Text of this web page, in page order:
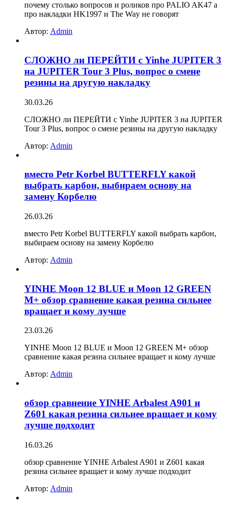
почему столько вопросов и роликов про PALIO AK47 а
про накладки HK1997 и The Way не говорят
Автор: Admin
СЛОЖНО ли ПЕРЕЙТИ с Yinhe JUPITER 3
на JUPITER Tour 3 Plus, вопрос о смене
резины на другую накладку
30.03.26
СЛОЖНО ли ПЕРЕЙТИ с Yinhe JUPITER 3 на JUPITER
Tour 3 Plus, вопрос о смене резины на другую накладку
Автор: Admin
вместо Petr Korbel BUTTERFLY какой
выбрать карбон, выбираем основу на
замену Корбелю
26.03.26
вместо Petr Korbel BUTTERFLY какой выбрать карбон,
выбираем основу на замену Корбелю
Автор: Admin
YINHE Moon 12 BLUE и Moon 12 GREEN
M+ обзор сравнение какая резина сильнее
вращает и кому лучше
23.03.26
YINHE Moon 12 BLUE и Moon 12 GREEN M+ обзор
сравнение какая резина сильнее вращает и кому лучше
Автор: Admin
обзор сравнение YINHE Arbalest A901 и
Z601 какая резина сильнее вращает и кому
лучше подходит
16.03.26
обзор сравнение YINHE Arbalest A901 и Z601 какая
резина сильнее вращает и кому лучше подходит
Автор: Admin